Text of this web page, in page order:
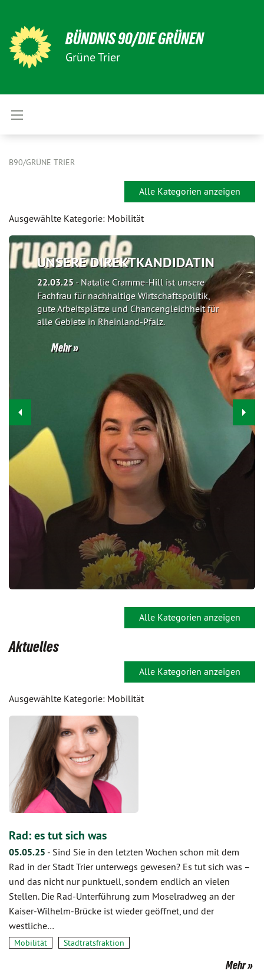
BÜNDNIS 90/DIE GRÜNEN
Grüne Trier
B90/GRÜNE TRIER
Alle Kategorien anzeigen
Ausgewählte Kategorie: Mobilität
UNSERE DIREKTKANDIDATIN
22.03.25 - Natalie Cramme-Hill ist unsere
Fachfrau für nachhaltige Wirtschaftspolitik,
gute Arbeitsplätze und Chancengleichheit für
alle Gebiete in Rheinland-Pfalz.
Mehr
Alle Kategorien anzeigen
Aktuelles
Alle Kategorien anzeigen
Ausgewählte Kategorie: Mobilität
Rad: es tut sich was
05.05.25 - Sind Sie in den letzten Wochen schon mit dem
Rad in der Stadt Trier unterwegs gewesen? Es tut sich was –
und das nicht nur punktuell, sondern endlich an vielen
Stellen. Die Rad-Unterführung zum Moselradweg an der
Kaiser-Wilhelm-Brücke ist wieder geöffnet, und der
westliche…
Mobilität Stadtratsfraktion
Mehr